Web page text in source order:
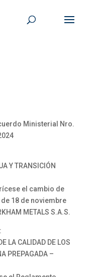
Ministerial Nro.
Y TRANSICIÓN
el cambio de
18 de noviembre
METALS S.A.S.
LA CALIDAD DE LOS
PREPAGADA –